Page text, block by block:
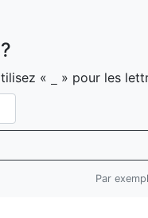
« » pour les
Par